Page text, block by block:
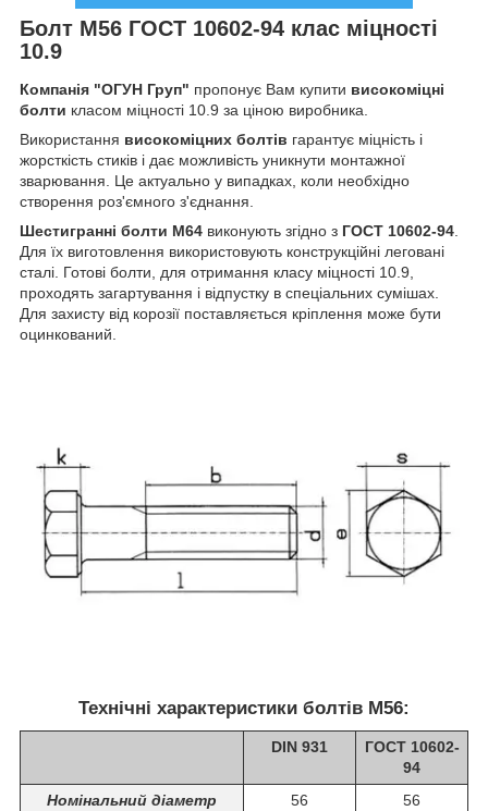
Болт М56 ГОСТ 10602-94 клас міцності
10.9
Компанія "ОГУН Груп" пропонує Вам купити високоміцні
болти класом міцності 10.9 за ціною виробника.
Використання високоміцних болтів гарантує міцність і
жорсткість стиків і дає можливість уникнути монтажної
зварювання. Це актуально у випадках, коли необхідно
створення роз'ємного з'єднання.
Шестигранні болти М64 виконують згідно з ГОСТ 10602-94.
Для їх виготовлення використовують конструкційні леговані
сталі. Готові болти, для отримання класу міцності 10.9,
проходять загартування і відпустку в спеціальних сумішах.
Для захисту від корозії поставляється кріплення може бути
оцинкований.
Технічні характеристики болтів М56:
DIN 931
ГОСТ 10602-
94
Номінальний діаметр
56 56